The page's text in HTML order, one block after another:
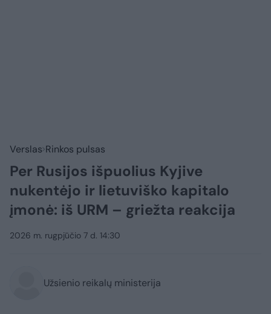
Verslas Rinkos pulsas
Per Rusijos išpuolius Kyjive
nukentėjo ir lietuviško kapitalo
įmonė: iš URM – griežta reakcija
2026 m. rugpjūčio 7 d. 14:30
Užsienio reikalų ministerija